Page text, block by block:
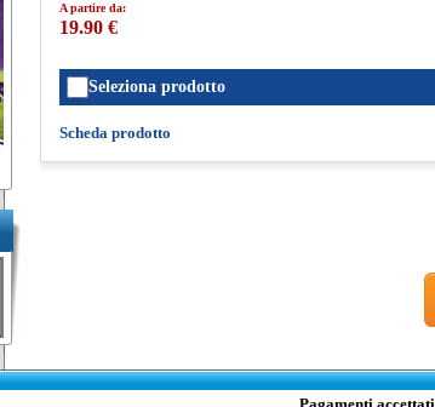
A partire da:
19.90 €
Seleziona prodotto
Scheda prodotto